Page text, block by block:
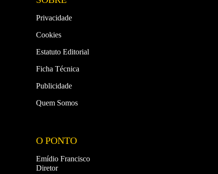
Privacidade
Cookies
Estatuto Editorial
Ficha Técnica
Publicidade
Quem Somos
O PONTO
Emídio Francisco
Diretor